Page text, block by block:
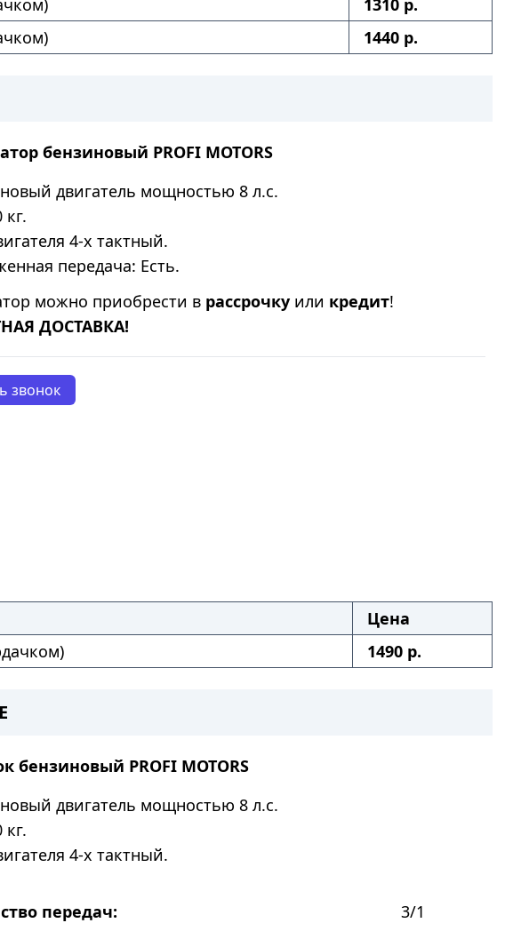
1310 р.
1440 р.
бензиновый PROFI MOTORS
двигатель мощностью 8 л.с.
кг.
4-х тактный.
передача: Есть.
можно приобрести в рассрочку или кредит!
ДОСТАВКА!
звонок
Цена
1490 р.
бензиновый PROFI MOTORS
двигатель мощностью 8 л.с.
кг.
4-х тактный.
передач:
3/1